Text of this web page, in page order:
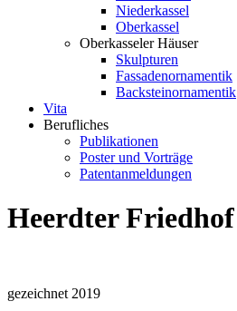
Niederkassel
Oberkassel
Oberkasseler Häuser
Skulpturen
Fassadenornamentik
Backsteinornamentik
Vita
Berufliches
Publikationen
Poster und Vorträge
Patentanmeldungen
Heerdter Friedhof
gezeichnet 2019